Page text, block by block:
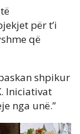
për t’i
që
shpikur
Iniciativat
nga unë.”